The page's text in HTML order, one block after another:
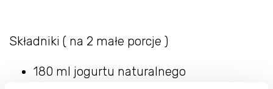
Składniki ( na 2 małe porcje )
180 ml jogurtu naturalnego